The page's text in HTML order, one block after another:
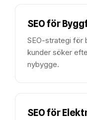
SEO för
SEO-strategi för
kunder söker
nybygge.
SEO för